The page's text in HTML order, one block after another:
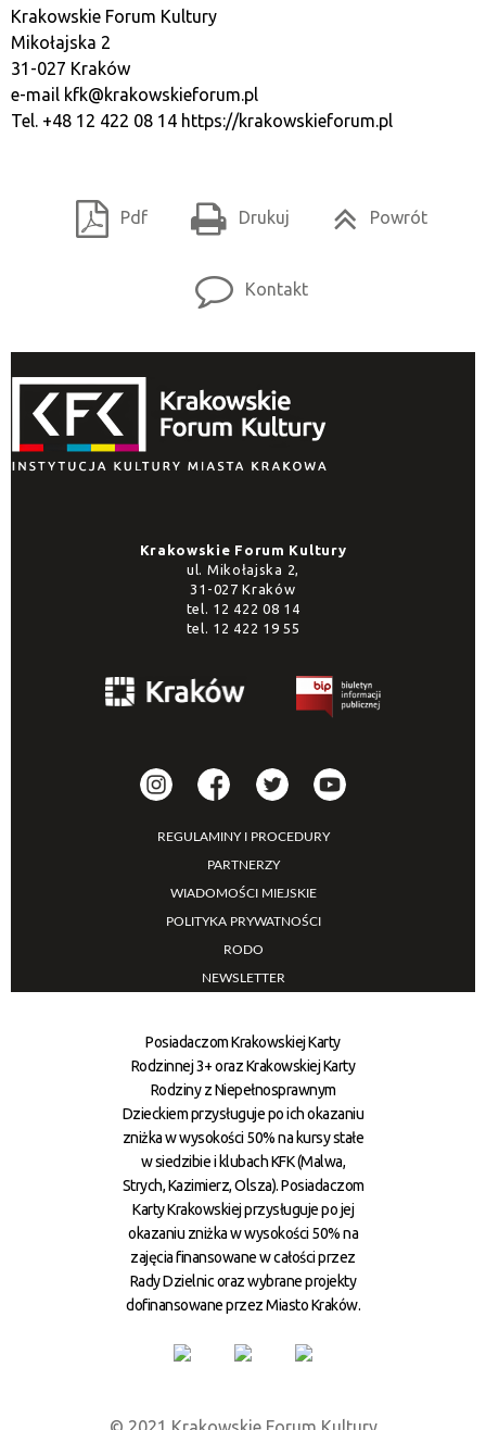
Krakowskie Forum Kultury
Mikołajska 2
31-027 Kraków
e-mail kfk@krakowskieforum.pl
Tel. +48 12 422 08 14 https://krakowskieforum.pl
Pdf Drukuj Powrót
Kontakt
Krakowskie Forum Kultury
ul. Mikołajska 2,
31-027 Kraków
tel. 12 422 08 14
tel. 12 422 19 55
REGULAMINY I PROCEDURY
PARTNERZY
WIADOMOŚCI MIEJSKIE
POLITYKA PRYWATNOŚCI
RODO
NEWSLETTER
Posiadaczom Krakowskiej Karty
Rodzinnej 3+ oraz Krakowskiej Karty
Rodziny z Niepełnosprawnym
Dzieckiem przysługuje po ich okazaniu
zniżka w wysokości 50% na kursy stałe
w siedzibie i klubach KFK (Malwa,
Strych, Kazimierz, Olsza). Posiadaczom
Karty Krakowskiej przysługuje po jej
okazaniu zniżka w wysokości 50% na
zajęcia finansowane w całości przez
Rady Dzielnic oraz wybrane projekty
dofinansowane przez Miasto Kraków.